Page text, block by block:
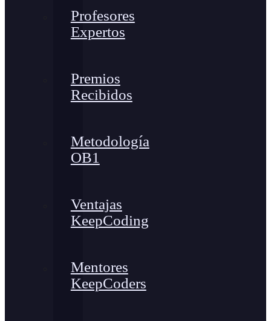
Profesores
Expertos
Premios
Recibidos
Metodología
OB1
Ventajas
KeepCoding
Mentores
KeepCoders